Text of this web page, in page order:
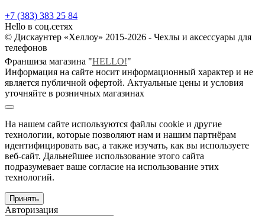
+7 (383) 383 25 84
Hello в соц.сетях
© Дискаунтер «Хеллоу» 2015-2026 - Чехлы и аксессуары для
телефонов
Франшиза магазина "HELLO!"
Информация на сайте носит информационный характер и не
является публичной офертой. Актуальные цены и условия
уточняйте в розничных магазинах
На нашем сайте используются файлы cookie и другие
технологии, которые позволяют нам и нашим партнёрам
идентифицировать вас, а также изучать, как вы используете
веб-сайт. Дальнейшее использование этого сайта
подразумевает ваше согласие на использование этих
технологий.
Принять
Авторизация